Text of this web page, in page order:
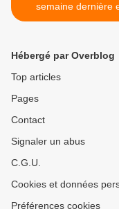
semaine dernière
passant par Jonquières-
Hébergé par Overblog
Top articles
Pages
Contact
Signaler un abus
C.G.U.
Cookies et données
Préférences cookies